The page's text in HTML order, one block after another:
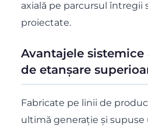
axială pe parcursul întregii
proiectate.
Avantajele
de etanșare
Fabricate pe linii de
ultimă generație și supuse